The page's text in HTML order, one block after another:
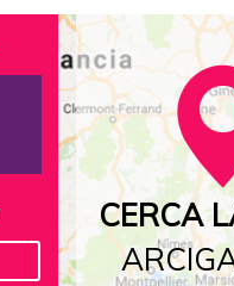
CERCA